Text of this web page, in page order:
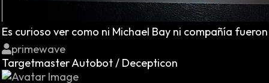
Es curioso ver como ni Michael Bay ni compañía
primewave
Targetmaster Autobot / Decepticon